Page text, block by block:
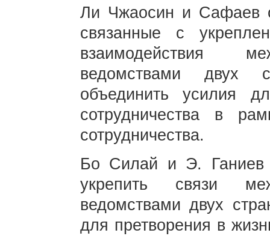
Ли Чжаосин и Сафаев
связанные с
взаимодействия
ведомствами двух
объединить усилия
сотрудничества в
сотрудничества.
Бо Силай и Э. Ганиев
укрепить связи
ведомствами двух
для претворения в